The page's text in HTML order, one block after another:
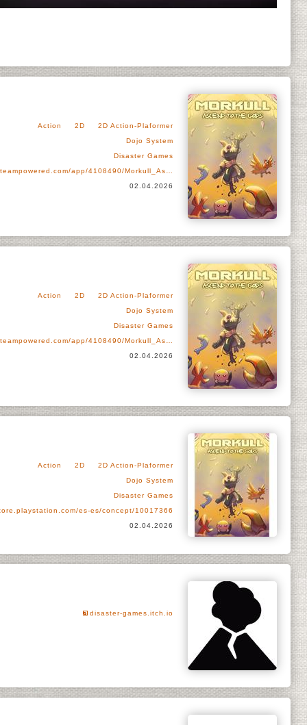
Action 2D
2D Action-Plaformer
Dojo System
Disaster Games
app/4108490/Morkull_As…
02.04.2026
Action 2D
2D Action-Plaformer
Dojo System
Disaster Games
app/4108490/Morkull_As…
02.04.2026
Action 2D
2D Action-Plaformer
Dojo System
Disaster Games
es-es/concept/10017366
02.04.2026
disaster-games.itch.io